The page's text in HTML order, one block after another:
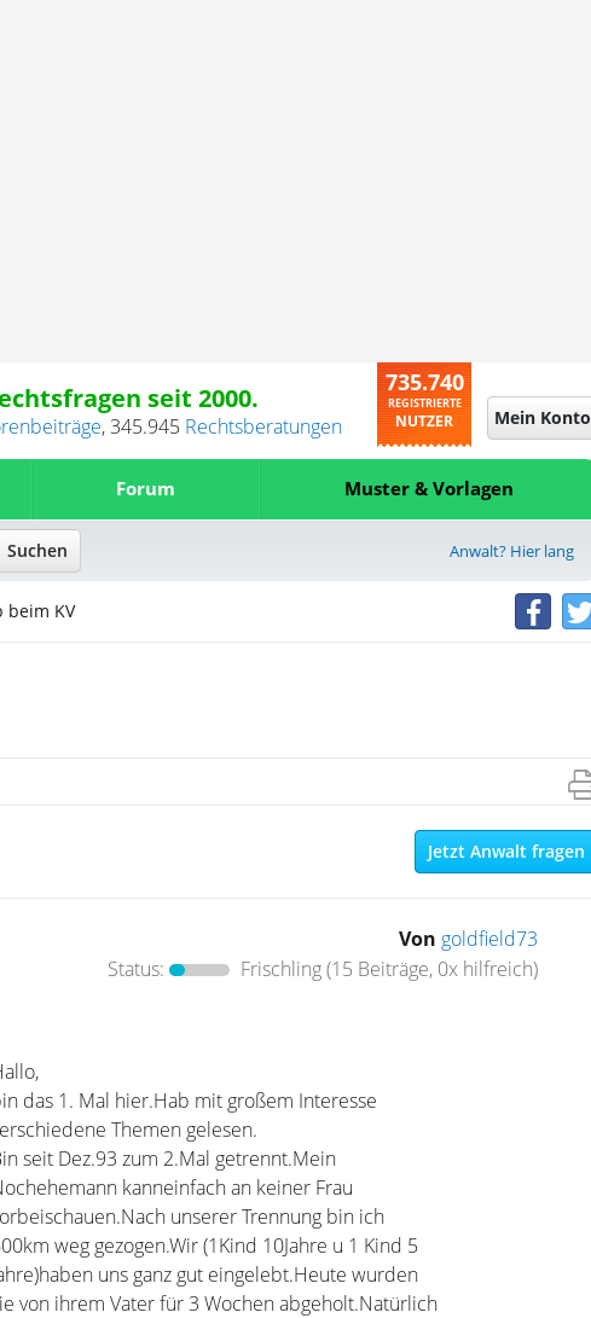
seit 2000.
,345.945 Rechtsberatungen
735.740
REGISTRIERTE
NUTZER Mein Konto
Forum Muster & Vorlagen
Anwalt? Hier lang
beim KV
Jetzt Anwalt fragen
Von goldfield73
Status:
Frischling(15 Beiträge, 0x hilfreich)
das 1. Mal hier.Hab mit großem Interesse
Themen gelesen.
seit Dez.93 zum 2.Mal getrennt.Mein
kanneinfach an keiner Frau
unserer Trennung bin ich
weg gezogen.Wir (1Kind 10Jahre u 1 Kind 5
uns ganz gut eingelebt.Heute wurden
von ihrem Vater für 3 Wochen abgeholt.Natürlich